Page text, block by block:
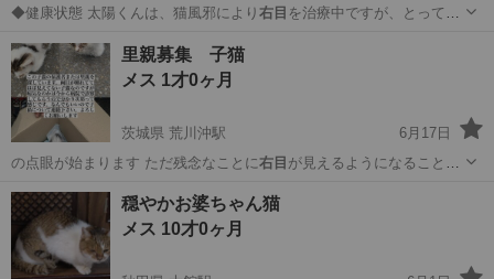
◆健康状態 太陽くんは、猫風邪により 右目 を治療中ですが、とっても
福岡 太宰府市 水城駅 猫
里親募集 子猫
メス 1才0ヶ月
茨城県 荒川沖駅
6月17日
の点眼が始まります ただ残念なことに右目 が見えるようになることは
茨城 土浦市 荒川沖駅 猫
穏やかお婆ちゃん猫
メス 10才0ヶ月